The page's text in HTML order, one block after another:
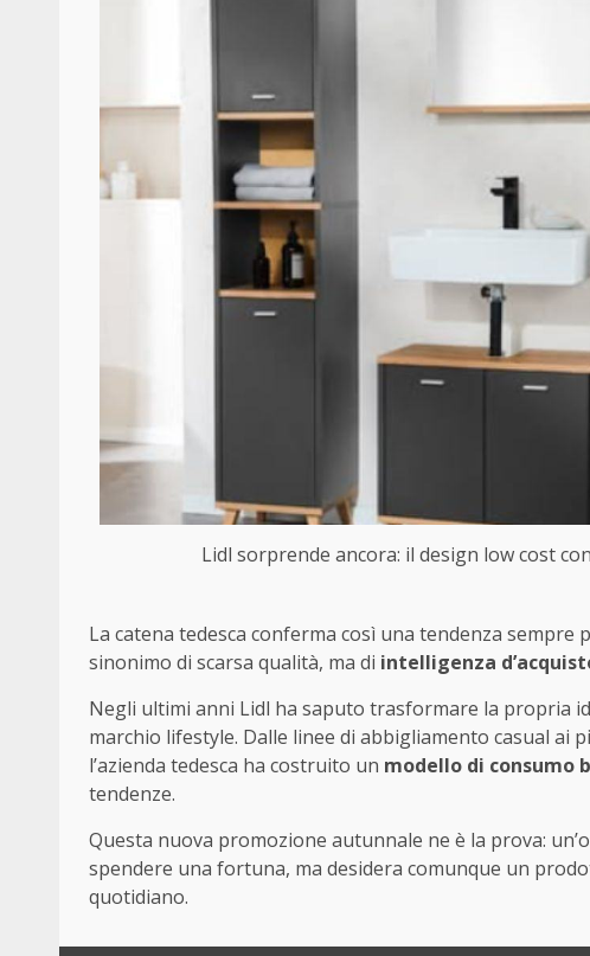
Lidl sorprende ancora: il design low cost
La catena tedesca conferma così una tendenza sempre
sinonimo di scarsa qualità, ma di intelligenza
Negli ultimi anni Lidl ha saputo trasformare la propria
marchio lifestyle. Dalle linee di abbigliamento casual ai
l’azienda tedesca ha costruito un modello di consumo
tendenze.
Questa nuova promozione autunnale ne è la prova:
spendere una fortuna, ma desidera comunque un
quotidiano.